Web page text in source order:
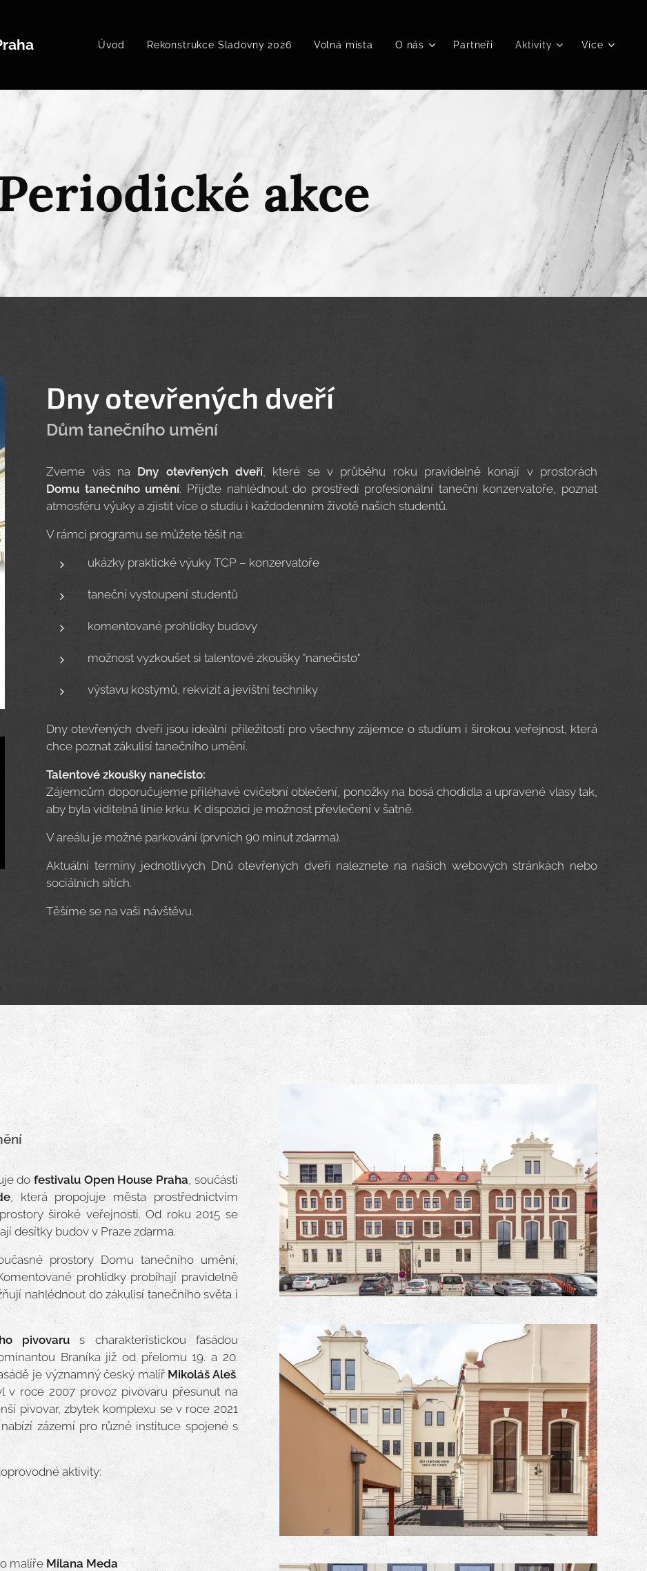
Úvod Rekonstrukce Sladovny 2026 Volná místa O nás Partneři Aktivity Více
akce
Dny otevřených dveří
Dům tanečního umění
Zveme vás na Dny otevřených dveří, které se v průběhu roku pravidelně konají v prostorách
Domu tanečního umění. Přijďte nahlédnout do prostředí profesionální taneční konzervatoře, poznat
atmosféru výuky a zjistit více o studiu i každodenním životě našich studentů.
V rámci programu se můžete těšit na:
ukázky praktické výuky TCP – konzervatoře
taneční vystoupení studentů
komentované prohlídky budovy
možnost vyzkoušet si talentové zkoušky "nanečisto"
výstavu kostýmů, rekvizit a jevištní techniky
Dny otevřených dveří jsou ideální příležitostí pro všechny zájemce o studium i širokou veřejnost, která
chce poznat zákulisí tanečního umění.
Talentové zkoušky nanečisto:
Zájemcům doporučujeme přiléhavé cvičební oblečení, ponožky na bosá chodidla a upravené vlasy tak,
aby byla viditelná linie krku. K dispozici je možnost převlečení v šatně.
V areálu je možné parkování (prvních 90 minut zdarma).
Aktuální termíny jednotlivých Dnů otevřených dveří naleznete na našich webových stránkách nebo
sociálních sítích.
Těšíme se na vaši návštěvu.
dofestivalu Open House Praha, součásti
, která propojuje města prostřednictvím
široké veřejnosti. Od roku 2015 se
desítky budov v Praze zdarma.
prostory Domu tanečního umění,
prohlídky probíhají pravidelně
nahlédnout do zákulisí tanečního světa i
pivovaru s charakteristickou fasádou
Braníka již od přelomu 19. a 20.
je významný český malíř Mikoláš Aleš.
v roce 2007 provoz pivovaru přesunut na
pivovar, zbytek komplexu se v roce 2021
zázemí pro různé instituce spojené s
aktivity:
malíře Milana Meda